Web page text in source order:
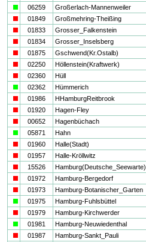
06259 Großerlach-Mannenweiler
01849 Großmehring-Theißing
01833 Grosser_Falkenstein
01834 Grosser_Inselsberg
01875 Gschwend(Kr.Ostalb)
02250 Höllenstein(Kraftwerk)
02360 Hüll
02362 Hümmerich
01986 HHamburgReitbrook
01920 Hagen-Fley
00652 Hagenbüchach
05871 Hahn
01960 Halle(Stadt)
01957 Halle-Kröllwitz
15526 Hamburg(Deutsche_Seewarte)
01972 Hamburg-Bergedorf
01973 Hamburg-Botanischer_Garten
01975 Hamburg-Fuhlsbüttel
01979 Hamburg-Kirchwerder
01981 Hamburg-Neuwiedenthal
01987 Hamburg-Sankt_Pauli